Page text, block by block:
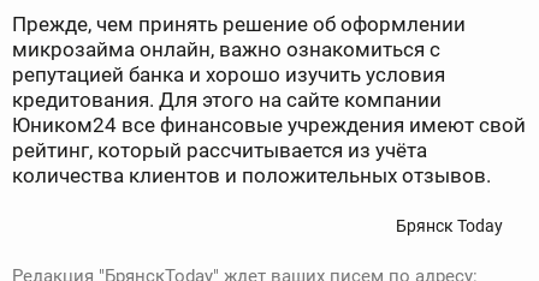
Прежде, чем принять решение об оформлении
микрозайма онлайн, важно ознакомиться с
репутацией банка и хорошо изучить условия
кредитования. Для этого на сайте компании
Юником24 все финансовые учреждения имеют свой
рейтинг, который рассчитывается из учёта
количества клиентов и положительных отзывов.
Брянск Today
Редакция "БрянскToday" ждет ваших писем по адресу: